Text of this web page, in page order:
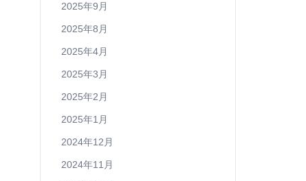
2025年9月
2025年8月
2025年4月
2025年3月
2025年2月
2025年1月
2024年12月
2024年11月